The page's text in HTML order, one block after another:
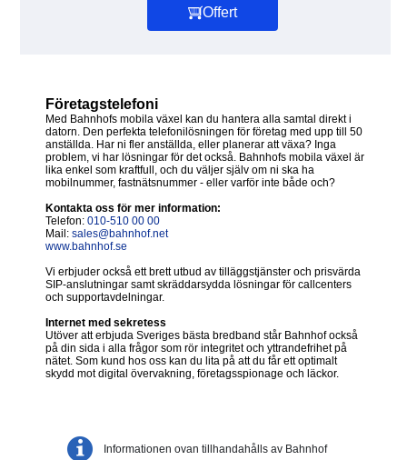
Offert
Företagstelefoni
Med Bahnhofs mobila växel kan du hantera alla samtal direkt i
datorn. Den perfekta telefonilösningen för företag med upp till 50
anställda. Har ni fler anställda, eller planerar att växa? Inga
problem, vi har lösningar för det också. Bahnhofs mobila växel är
lika enkel som kraftfull, och du väljer själv om ni ska ha
mobilnummer, fastnätsnummer - eller varför inte både och?
Kontakta oss för mer information:
Telefon: 010-510 00 00
Mail: sales@bahnhof.net
www.bahnhof.se
Vi erbjuder också ett brett utbud av tilläggstjänster och prisvärda
SIP-anslutningar samt skräddarsydda lösningar för callcenters
och supportavdelningar.
Internet med sekretess
Utöver att erbjuda Sveriges bästa bredband står Bahnhof också
på din sida i alla frågor som rör integritet och yttrandefrihet på
nätet. Som kund hos oss kan du lita på att du får ett optimalt
skydd mot digital övervakning, företagsspionage och läckor.
Informationen ovan tillhandahålls av Bahnhof